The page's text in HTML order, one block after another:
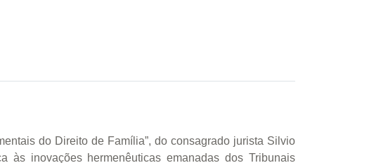
do Direito de Família”, do consagrado jurista Silvio
às inovações hermenêuticas emanadas dos Tribunais